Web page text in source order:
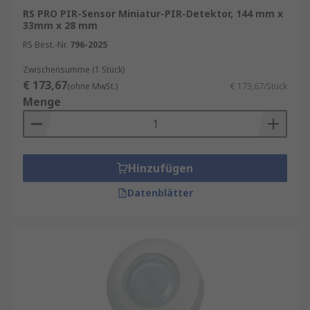
RS PRO PIR-Sensor Miniatur-PIR-Detektor, 144 mm x
33mm x 28 mm
RS Best.-Nr. 796-2025
Zwischensumme (1 Stück)
€ 173,67(ohne MwSt.) € 173,67/Stück
Menge
Hinzufügen
Datenblätter